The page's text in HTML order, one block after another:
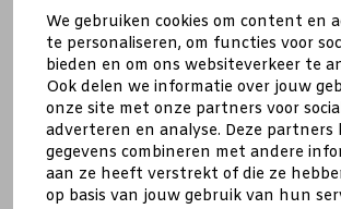
We gebruiken cookies om content en
te personaliseren, om functies voor
bieden en om ons websiteverkeer te
Ook delen we informatie over jouw
onze site met onze partners voor
adverteren en analyse. Deze partners
gegevens combineren met andere
aan ze heeft verstrekt of die ze
op basis van jouw gebruik van hun